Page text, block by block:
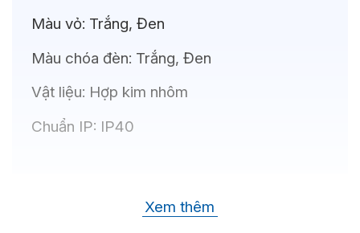
Màu vỏ: Trắng, Đen
Màu chóa đèn: Trắng, Đen
Vật liệu: Hợp kim nhôm
Chuẩn IP: IP40
OSRAM(GERMANY)
Xem thêm